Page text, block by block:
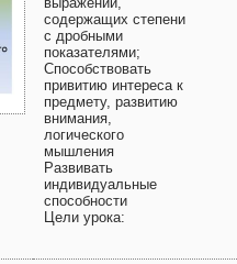
содержащих степени
с дробными
показателями;
Способствовать
привитию интереса к
предмету, развитию
внимания,
логического
мышления
Развивать
индивидуальные
способности
Цели урока: